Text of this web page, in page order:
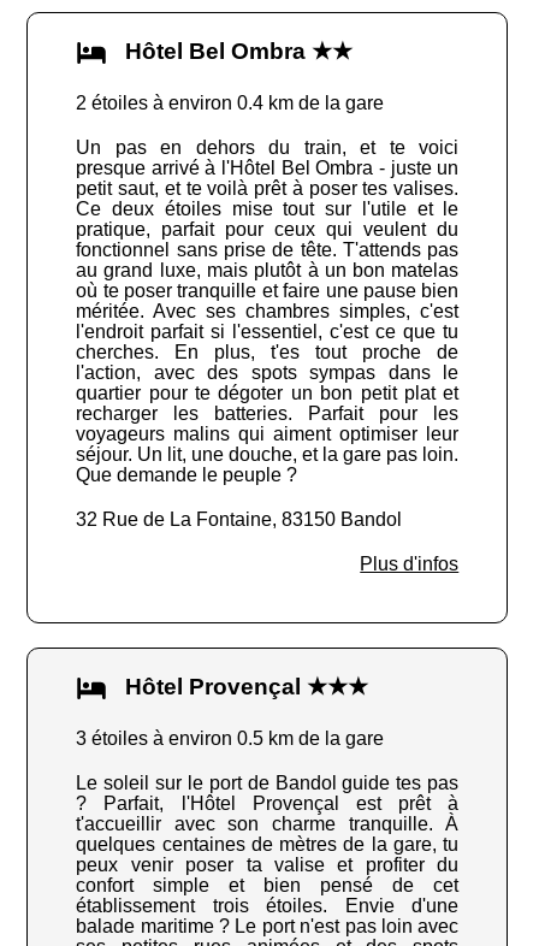
Hôtel Bel Ombra ★★
2 étoiles à environ 0.4 km de la gare
Un pas en dehors du train, et te voici
presque arrivé à l'Hôtel Bel Ombra - juste un
petit saut, et te voilà prêt à poser tes valises.
Ce deux étoiles mise tout sur l'utile et le
pratique, parfait pour ceux qui veulent du
fonctionnel sans prise de tête. T'attends pas
au grand luxe, mais plutôt à un bon matelas
où te poser tranquille et faire une pause bien
méritée. Avec ses chambres simples, c'est
l'endroit parfait si l'essentiel, c'est ce que tu
cherches. En plus, t'es tout proche de
l'action, avec des spots sympas dans le
quartier pour te dégoter un bon petit plat et
recharger les batteries. Parfait pour les
voyageurs malins qui aiment optimiser leur
séjour. Un lit, une douche, et la gare pas loin.
Que demande le peuple ?
32 Rue de La Fontaine, 83150 Bandol
Plus d'infos
Hôtel Provençal ★★★
3 étoiles à environ 0.5 km de la gare
Le soleil sur le port de Bandol guide tes pas
? Parfait, l'Hôtel Provençal est prêt à
t'accueillir avec son charme tranquille. À
quelques centaines de mètres de la gare, tu
peux venir poser ta valise et profiter du
confort simple et bien pensé de cet
établissement trois étoiles. Envie d'une
balade maritime ? Le port n'est pas loin avec